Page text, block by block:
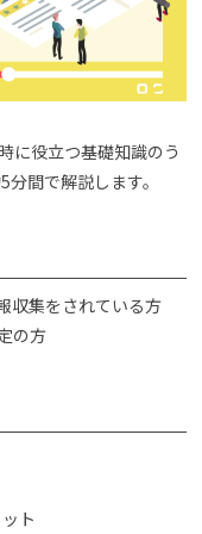
積もり依頼
に役立つ基礎知識のう
間で解説します。
収集をされている方
の方
ト